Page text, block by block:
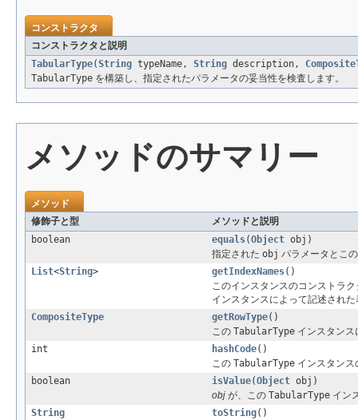
コンストラクタ
コンストラクタと説明
TabularType(String typeName, String description,
TabularType を構築し、指定されたパラメータの妥当性を検査します。
メソッドのサマリー
メソッド
修飾子と型
メソッドと説明
boolean
equals(Object obj)
指定された obj パラメータとこ
List<String> getIndexNames()
このインスタンスのコンストラ
インスタンスによって記述され
CompositeType
getRowType()
この TabularType インスタン
int
hashCode()
この TabularType インスタン
boolean
isValue(Object obj)
obj が、この TabularType イン
String
toString()